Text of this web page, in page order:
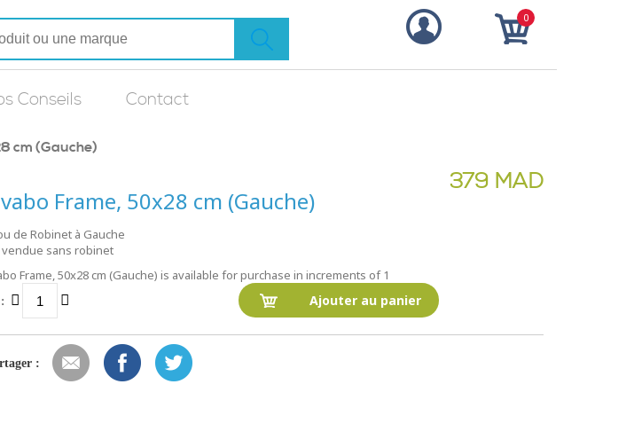
0
Conseils Contact
cm (Gauche)
Frame, 50x28 cm (Gauche)
379 MAD
de Robinet à Gauche
vendue sans robinet
Frame, 50x28 cm (Gauche) is available for purchase in increments of 1
Ajouter au panier
: